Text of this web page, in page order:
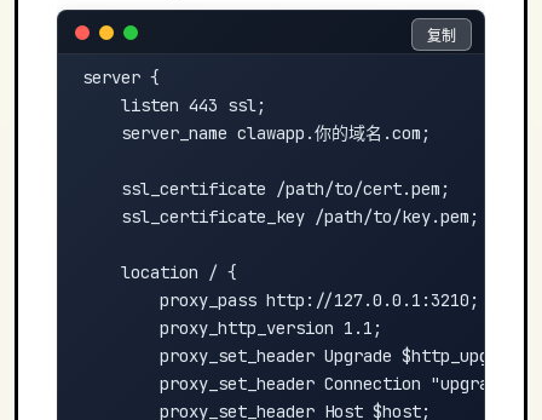
server {
    listen 443 ssl;
    server_name clawapp.你的域名.com;
    ssl_certificate /path/to/cert.pem;
    ssl_certificate_key /path/to/key.pem;
    location / {
        proxy_pass http://127.0.0.1:3210;
        proxy_http_version 1.1;
        proxy_set_header Upgrade $http_upgrade;
        proxy_set_header Connection "upgrade";
        proxy_set_header Host $host;
复制
复制